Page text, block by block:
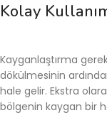
Kolay
Kayganlaştırma
dökülmesinin
hale gelir. Ekstra
bölgenin kaygan bir